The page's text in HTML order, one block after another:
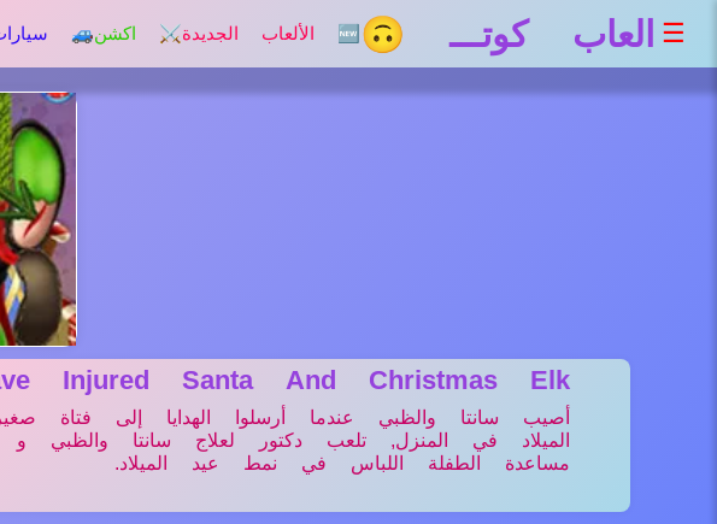
☰ العاب كوتـــ 🙃 🆕 الألعاب الجديدة ⚔️ اكشن🚙
Injured Santa And Christmas Elk
أصيب سانتا والظبي عندما أرسلوا الهدايا إلى فتاة
الميلاد في المنزل, تلعب دكتور لعلاج سانتا والظبي
مساعدة الطفلة اللباس في نمط عيد الميلاد.